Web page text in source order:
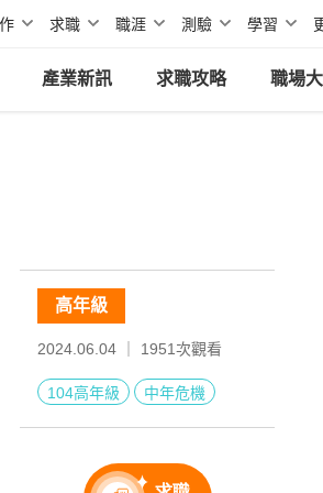
求職 職涯 測驗 學習
產業新訊 求職攻略 職場
高年級
2024.06.04 ｜ 1951次觀看
104高年級 中年危機